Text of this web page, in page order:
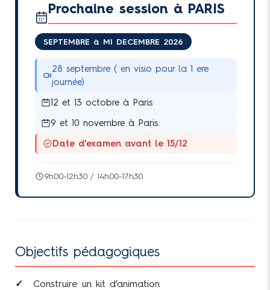
Prochaine session à PARIS
SEPTEMBRE à MI DECEMBRE 2026
28 septembre ( en visio pour la 1 ere
journée)
12 et 13 octobre à Paris
9 et 10 novembre à Paris.
Date d'examen avant le 15/12
9h00-12h30 / 14h00-17h30
Objectifs pédagogiques
Construire un kit d’animation